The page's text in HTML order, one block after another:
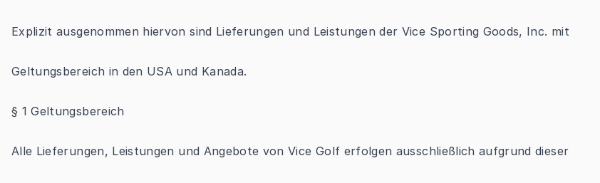
Explizit ausgenommen hiervon sind Lieferungen und Leistungen der Vice Sporting Goods, Inc. mit
Geltungsbereich in den USA und Kanada.
§ 1 Geltungsbereich
Alle Lieferungen, Leistungen und Angebote von Vice Golf erfolgen ausschließlich aufgrund dieser